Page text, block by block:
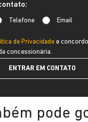
Telefone Email
de Privacidade e
concessionária.
ENTRAR EM CONTATO
pode